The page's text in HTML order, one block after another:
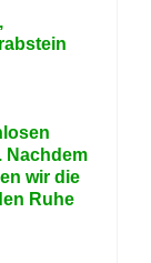
Nachdem
wir die
Ruhe